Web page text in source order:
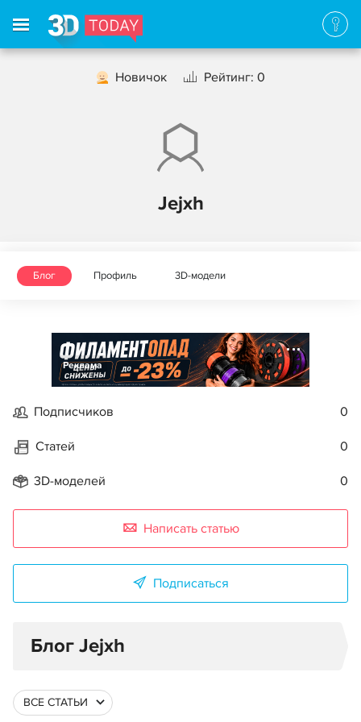
Новичок Рейтинг: 0
Jejxh
Блог Профиль 3D-модели
Реклама
Подписчиков 0
Статей 0
3D-моделей 0
Написать статью
Подписаться
Блог Jejxh
ВСЕ СТАТЬИ